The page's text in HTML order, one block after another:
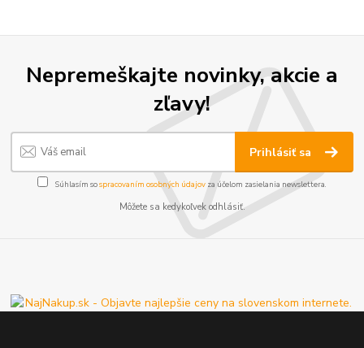
Nepremeškajte novinky, akcie a
zľavy!
Prihlásiť sa
Súhlasím sospracovaním osobných údajov za účelom zasielania newslettera.
Môžete sa kedykoľvek odhlásiť.